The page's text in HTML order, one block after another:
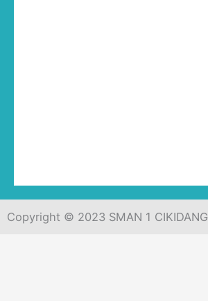
Copyright © 2023 SMAN 1 CIKIDANG